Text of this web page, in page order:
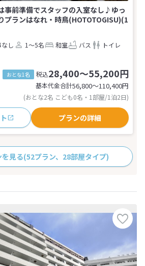
事前準備でスタッフの入室なし♪ゆっ
プランはなれ・時鳥(HOTOTOGISU)(1
し 1～5名 和室 バス
トイレ
おとな1名 税込28,400～55,200円
基本代金合計56,800〜110,400円
(おとな2名 こども0名・1部屋/1泊2日)
プランの詳細
を見る(52プラン、28部屋タイプ)